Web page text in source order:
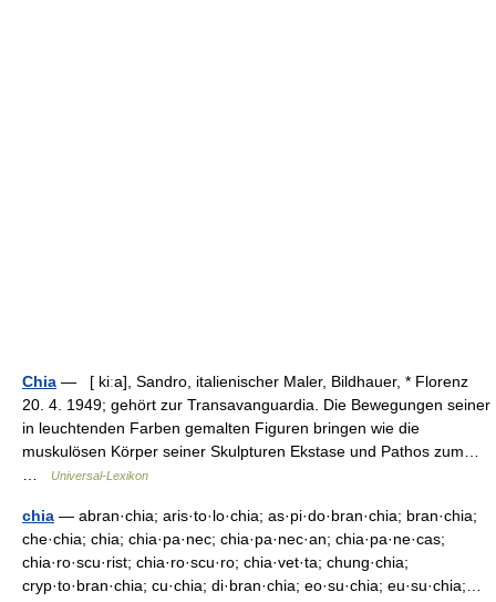
Chia — [ kiːa], Sandro, italienischer Maler, Bildhauer, * Florenz
20. 4. 1949; gehört zur Transavanguardia. Die Bewegungen seiner
in leuchtenden Farben gemalten Figuren bringen wie die
muskulösen Körper seiner Skulpturen Ekstase und Pathos zum…
Universal-Lexikon
chia — abran·chia; aris·to·lo·chia; as·pi·do·bran·chia; bran·chia;
che·chia; chia; chia·pa·nec; chia·pa·nec·an; chia·pa·ne·cas;
chia·ro·scu·rist; chia·ro·scu·ro; chia·vet·ta; chung·chia;
cryp·to·bran·chia; cu·chia; di·bran·chia; eo·su·chia; eu·su·chia;…